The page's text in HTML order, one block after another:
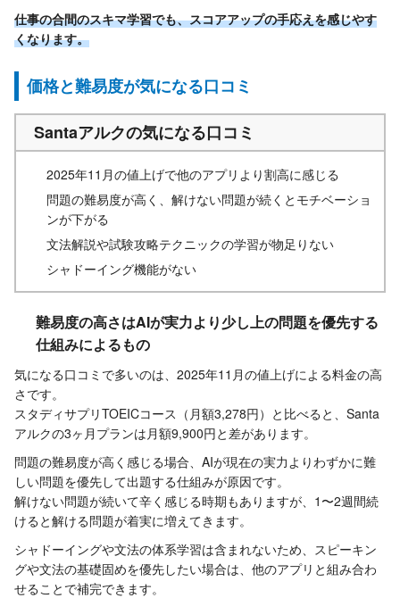
仕事の合間のスキマ学習でも、スコアアップの手応えを感じやす
くなります。
価格と難易度が気になる口コミ
Santaアルクの気になる口コミ
2025年11月の値上げで他のアプリより割高に感じる
問題の難易度が高く、解けない問題が続くとモチベーショ
ンが下がる
文法解説や試験攻略テクニックの学習が物足りない
シャドーイング機能がない
難易度の高さはAIが実力より少し上の問題を優先する
仕組みによるもの
気になる口コミで多いのは、2025年11月の値上げによる料金の高
さです。
スタディサプリTOEICコース（月額3,278円）と比べると、Santa
アルクの3ヶ月プランは月額9,900円と差があります。
問題の難易度が高く感じる場合、AIが現在の実力よりわずかに難
しい問題を優先して出題する仕組みが原因です。
解けない問題が続いて辛く感じる時期もありますが、1〜2週間続
けると解ける問題が着実に増えてきます。
シャドーイングや文法の体系学習は含まれないため、スピーキン
グや文法の基礎固めを優先したい場合は、他のアプリと組み合わ
せることで補完できます。